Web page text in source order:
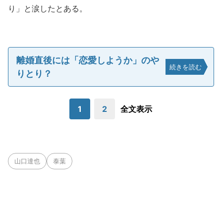
り」と涙したとある。
離婚直後には「恋愛しようか」のや
りとり？
続きを読む
1 2 全文表示
山口達也 泰葉